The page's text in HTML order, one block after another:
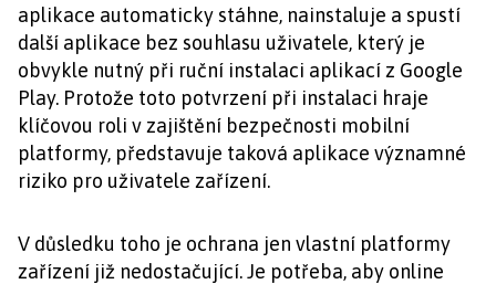
aplikace automaticky stáhne, nainstaluje a spustí
další aplikace bez souhlasu uživatele, který je
obvykle nutný při ruční instalaci aplikací z Google
Play. Protože toto potvrzení při instalaci hraje
klíčovou roli v zajištění bezpečnosti mobilní
platformy, představuje taková aplikace významné
riziko pro uživatele zařízení.
V důsledku toho je ochrana jen vlastní platformy
zařízení již nedostačující. Je potřeba, aby online